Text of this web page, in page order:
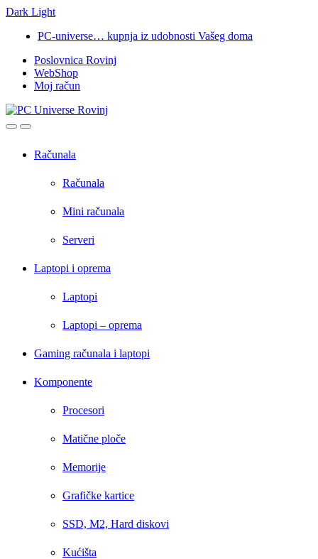
Dark Light
navigation
content
PC-universe… kupnja iz udobnosti Vašeg doma
Poslovnica Rovinj
WebShop
Moj račun
OpenClose
Računala
Računala
Mini računala
Serveri
Laptopi i oprema
Laptopi
Laptopi – oprema
Gaming računala i laptopi
Komponente
Procesori
Matične ploče
Memorije
Grafičke kartice
SSD, M2, Hard diskovi
Kućišta